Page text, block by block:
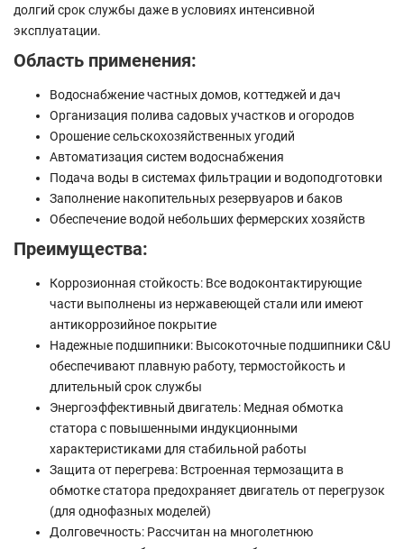
долгий срок службы даже в условиях интенсивной
эксплуатации.
Область применения:
Водоснабжение частных домов, коттеджей и дач
Организация полива садовых участков и огородов
Орошение сельскохозяйственных угодий
Автоматизация систем водоснабжения
Подача воды в системах фильтрации и водоподготовки
Заполнение накопительных резервуаров и баков
Обеспечение водой небольших фермерских хозяйств
Преимущества:
Коррозионная стойкость: Все водоконтактирующие
части выполнены из нержавеющей стали или имеют
антикоррозийное покрытие
Надежные подшипники: Высокоточные подшипники C&U
обеспечивают плавную работу, термостойкость и
длительный срок службы
Энергоэффективный двигатель: Медная обмотка
статора с повышенными индукционными
характеристиками для стабильной работы
Защита от перегрева: Встроенная термозащита в
обмотке статора предохраняет двигатель от перегрузок
(для однофазных моделей)
Долговечность: Рассчитан на многолетнюю